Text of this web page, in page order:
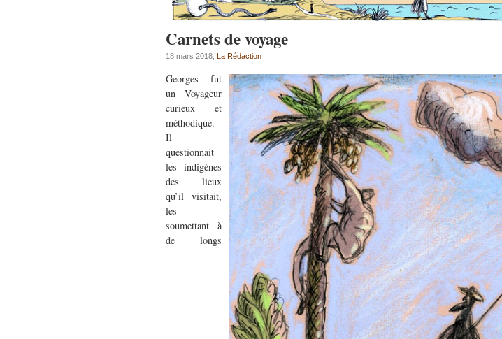
Carnets de voyage
18 mars 2018, La Rédaction
Georges fut
un Voyageur
curieux et
méthodique.
Il
questionnait
les indigènes
des lieux
qu’il visitait,
les
soumettant à
de longs